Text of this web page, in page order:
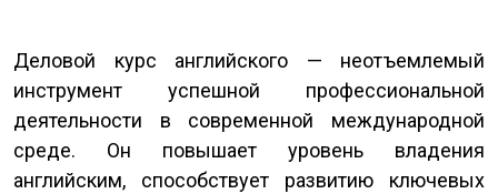
Деловой курс английского — неотъемлемый
инструмент успешной профессиональной
деятельности в современной международной
cреде. Он повышает уровень владения
английским, способствует развитию ключевых